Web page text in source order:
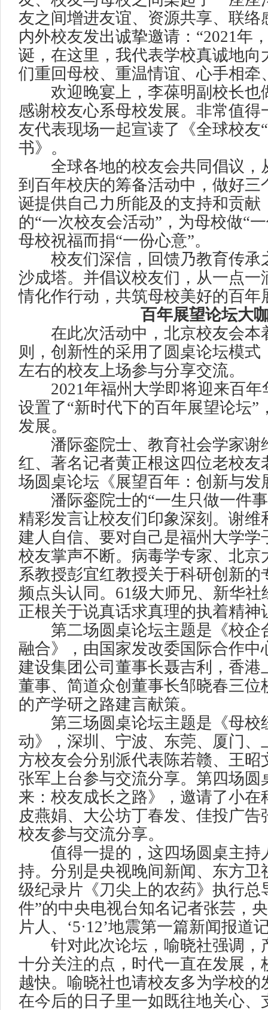
友之间增进友谊、资源共享、联络
内外校友发出诚挚邀请：“2021年
诞，在这里，我代表学校真诚地向
们重回母校、重温情谊、心手相牵
欢迎晚宴上，李葆明副校长也
感谢校友心系母校发展。非常值
友代表现场一起宣读了《全球校友
书》。
全球各地的校友会共同倡议，
到百年校庆的筹备活动中，做好三
诞提供自己力所能及的支持和贡献
的“一次校友会活动”，为母校做“
母校祝福而捐“一份心意”。
校友们深信，回馈乃教育传承
沙成塔。并倡议校友们，从一点一
情化作行动，共筑母校美好的百年
百年展望论坛大
在此次活动中，北京校友会本
则，创新性的采用了圆桌论坛模式
左右的校友上场参与分享交流。
2021年福州大学即将迎来百年
设置了“新时代下的百年展望论坛”
发展。
潘际銮院士、教育社会学家谢
红、著名记者黄正根这四位老校友
场圆桌论坛《展望百年：创新与发
潘际銮院士的“一生只做一件事
精彩发言让校友们印象深刻。谢维
建人自信、要对自己是福州大学学
校友掌声不断。病毒学专家、北京
系教授彭宜红教授关于科研创新
频点头认同。61级大师兄、新华
正根关于说真话求真理的执着精神
第二场圆桌论坛主题是《校企
融合》，由国家发改委国际合作中
建设集团公司董事长聂吉利，香
董事、简道众创董事长邹晓春三位
的产学研之路建言献策。
第三场圆桌论坛主题是《母校
动》，深圳、宁波、东莞、厦门、
方校友会分别派代表陈若赣、王昭
张军上台参与交流分享。第四场圆
来：校友成长之路》，邀请了小
皮燕娟、大公坊丁春发、佳投广
校友参与交流分享。
值得一提的，这四场圆桌主持
持。分别是央视晚间新闻、东方卫
级纪录片《刀尖上的农药》执行总
件”的中央电视台知名记者张芸，
片人、‘5·12’地震第一篇新闻报道
针对此次论坛，喻晓社强调，
十分关注的点，时代一直在发展，
越快。喻晓社也请校友多为学校
在今后的日子里一如既往地关心、